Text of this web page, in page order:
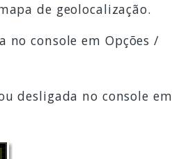
de geolocalização.
no console em Opções /
desligada no console em